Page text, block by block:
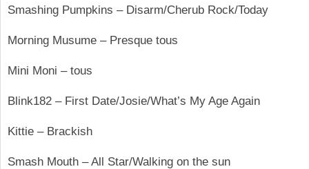
Smashing Pumpkins – Disarm/Cherub Rock/Today
Morning Musume – Presque tous
Mini Moni – tous
Blink182 – First Date/Josie/What’s My Age Again
Kittie – Brackish
Smash Mouth – All Star/Walking on the sun